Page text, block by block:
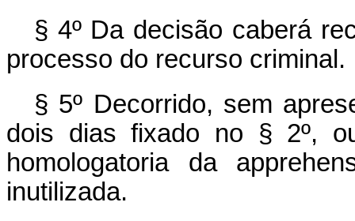
§ 4º Da decisão caberá
processo do recurso criminal.
§ 5º Decorrido, sem
dois dias fixado no § 2º,
homologatoria da
inutilizada.